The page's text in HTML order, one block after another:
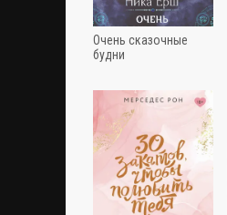
Очень сказочные
будни